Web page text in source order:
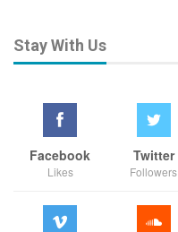
Stay With Us
Facebook
Likes
Twitter
Followers